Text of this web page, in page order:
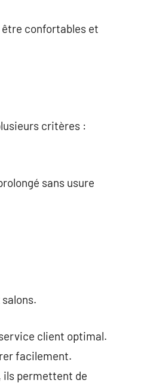
confortables et
critères :
sans usure
client optimal.
facilement.
ils permettent de